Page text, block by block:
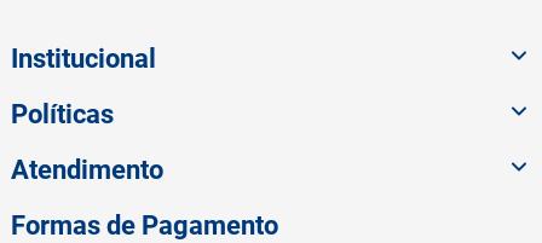
Institucional
Políticas
Atendimento
Formas de Pagamento